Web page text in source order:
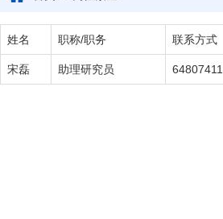
姓名 职称/职务 联系方式
宋磊 助理研究员 64807411